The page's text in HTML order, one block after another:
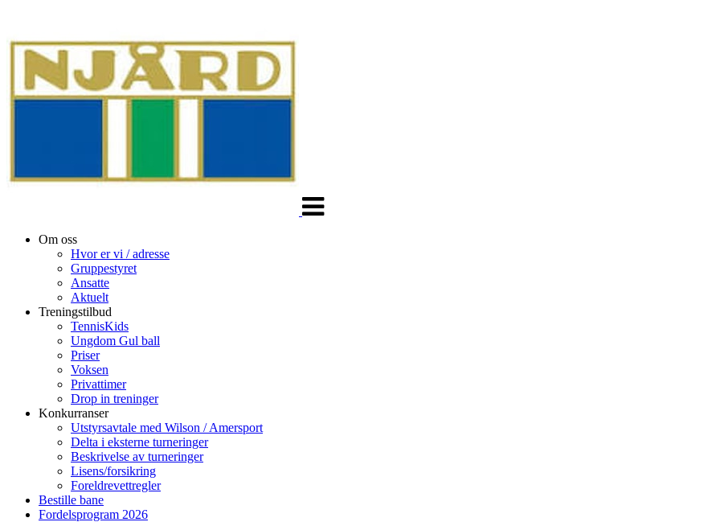
Om oss
Hvor er vi / adresse
Gruppestyret
Ansatte
Aktuelt
Treningstilbud
TennisKids
Ungdom Gul ball
Priser
Voksen
Privattimer
Drop in treninger
Konkurranser
Utstyrsavtale med Wilson / Amersport
Delta i eksterne turneringer
Beskrivelse av turneringer
Lisens/forsikring
Foreldrevettregler
Bestille bane
Fordelsprogram 2026